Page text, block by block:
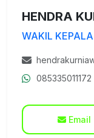
HENDRA
WAKIL
085335011172
Email